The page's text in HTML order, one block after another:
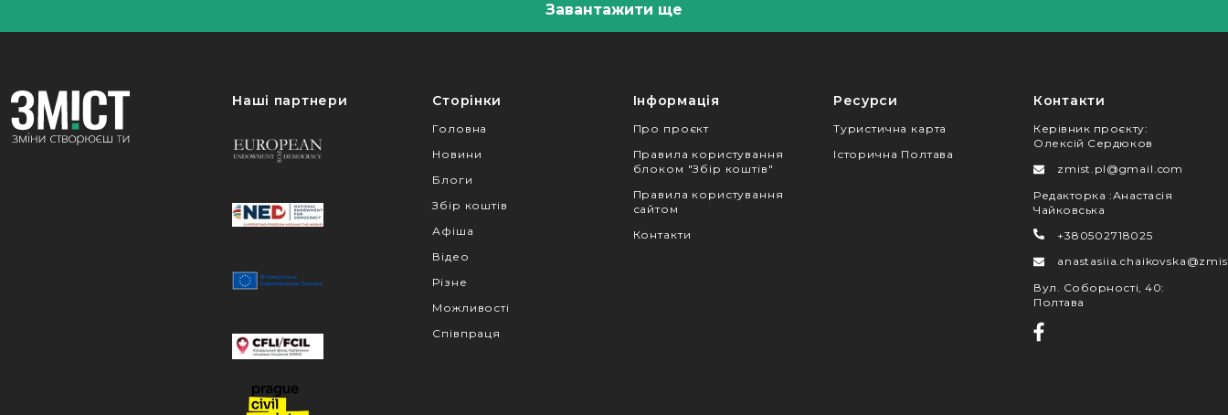
Завантажити ще
Наші партнери Сторінки
Головна
Новини
Блоги
Збір коштів
Афіша
Відео
Різне
Можливості
Співпраця
Інформація
Про проєкт
Правила користування
блоком "Збір коштів"
Правила користування
сайтом
Контакти
Ресурси
Туристична карта
Історична Полтава
Контакти
Керівник проєкту:
Олексій Сердюков
zmist.pl@gmail.com
Редакторка :Анастасія
Чайковська
+380502718025
Вул. Соборності, 40:
Полтава